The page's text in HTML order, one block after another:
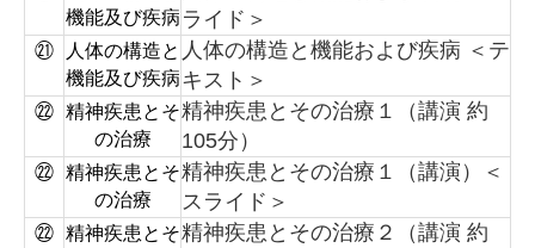
機能及び疾病 ライド＞
㉑
人体の構造と
機能及び疾病
人体の構造と機能および疾病 ＜テ
キスト＞
㉒ 精神疾患とそ
の治療
精神疾患とその治療１（講演 約
105分）
㉒ 精神疾患とそ
の治療
精神疾患とその治療１（講演）＜
スライド＞
㉒ 精神疾患とそ精神疾患とその治療２（講演 約